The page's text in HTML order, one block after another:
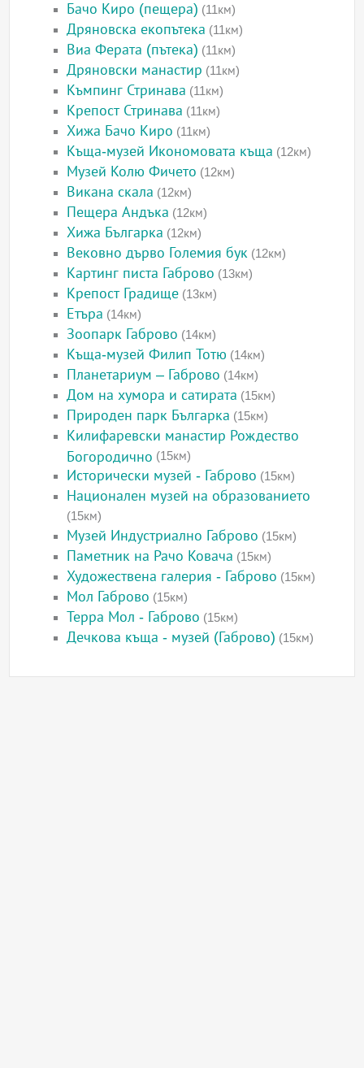
Бачо Киро (пещера) (11км)
Дряновска екопътека (11км)
Виа Ферата (пътека) (11км)
Дряновски манастир (11км)
Къмпинг Стринава (11км)
Крепост Стринава (11км)
Хижа Бачо Киро (11км)
Къща-музей Икономовата къща (12км)
Музей Колю Фичето (12км)
Викана скала (12км)
Пещера Андъка (12км)
Хижа Българка (12км)
Вековно дърво Големия бук (12км)
Картинг писта Габрово (13км)
Крепост Градище (13км)
Етъра (14км)
Зоопарк Габрово (14км)
Къща-музей Филип Тотю (14км)
Планетариум – Габрово (14км)
Дом на хумора и сатирата (15км)
Природен парк Българка (15км)
Килифаревски манастир Рождество
Богородично (15км)
Исторически музей - Габрово (15км)
Национален музей на образованието
(15км)
Музей Индустриално Габрово (15км)
Паметник на Рачо Ковача (15км)
Художествена галерия - Габрово (15км)
Мол Габрово (15км)
Терра Мол - Габрово (15км)
Дечкова къща - музей (Габрово) (15км)